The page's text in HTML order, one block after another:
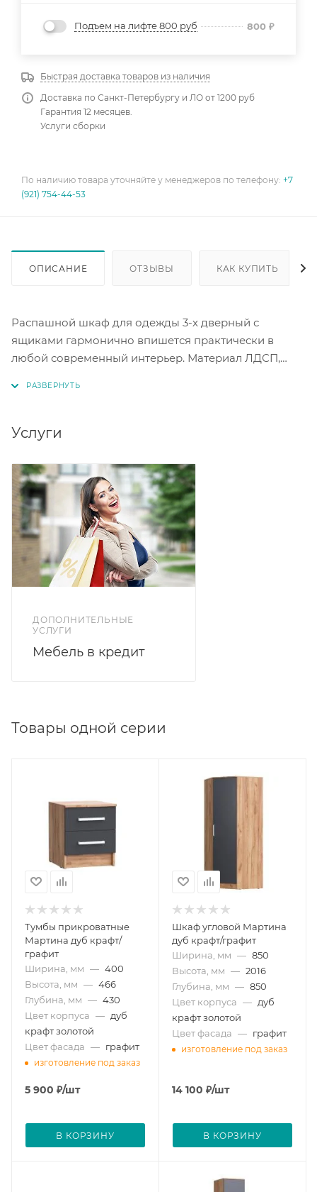
Подъем на лифте 800 руб 800 ₽
Быстрая доставка товаров из наличия
Доставка по Санкт-Петербургу и ЛО от 1200 руб
Гарантия 12 месяцев.
Услуги сборки
По наличию товара уточняйте у менеджеров по телефону: +7
(921) 754-44-53
ОПИСАНИЕ ОТЗЫВЫ КАК КУПИТЬ
Распашной шкаф для одежды 3-х дверный с
ящиками гармонично впишется практически в
любой современный интерьер. Материал ЛДСП,
Услуги
ДОПОЛНИТЕЛЬНЫЕ
УСЛУГИ
Мебель в кредит
Товары одной серии
Тумбы прикроватные
Мартина дуб крафт/
графит
Ширина, мм — 400
Высота, мм — 466
Глубина, мм — 430
Цвет корпуса — дуб
крафт золотой
Цвет фасада — графит
изготовление под заказ
5 900 ₽/шт
В КОРЗИНУ
Шкаф угловой Мартина
дуб крафт/графит
Ширина, мм — 850
Высота, мм — 2016
Глубина, мм — 850
Цвет корпуса — дуб
крафт золотой
Цвет фасада — графит
изготовление под заказ
14 100 ₽/шт
В КОРЗИНУ